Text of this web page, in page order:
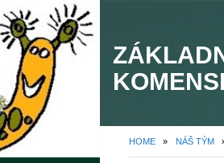
HOME » NÁŠ TÝM